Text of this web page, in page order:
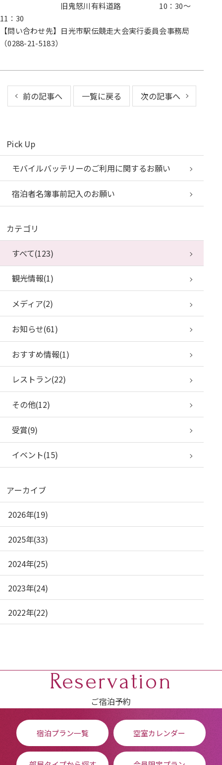
旧鬼怒川有料道路 10：30～
11：30
【問い合わせ先】日光市駅伝競走大会実行委員会事務局
（0288-21-5183）
前の記事へ 一覧に戻る 次の記事へ
Pick Up
モバイルバッテリーのご利用に関するお願い
宿泊者名簿事前記入のお願い
カテゴリ
すべて(123)
観光情報(1)
メディア(2)
お知らせ(61)
おすすめ情報(1)
レストラン(22)
その他(12)
受賞(9)
イベント(15)
アーカイブ
2026年(19)
2025年(33)
2024年(25)
2023年(24)
2022年(22)
Reservation
ご宿泊予約
宿泊プラン一覧 空室カレンダー